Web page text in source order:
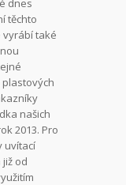
dnes
těchto
vyrábí také
našich
2013. Pro
uvítací
od